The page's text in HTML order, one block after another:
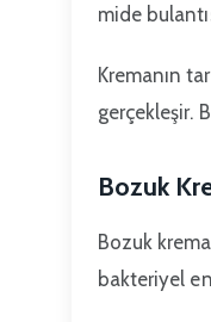
mide
Kremanın
gerçekleşir.
Bozuk
Bozuk
bakteriyel